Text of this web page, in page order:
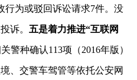
行为或驳回诉讼请求7件。没
诉。 五是着力推进“互联网
警种确认113项（2016年版）
、交警车驾管等依托公安网